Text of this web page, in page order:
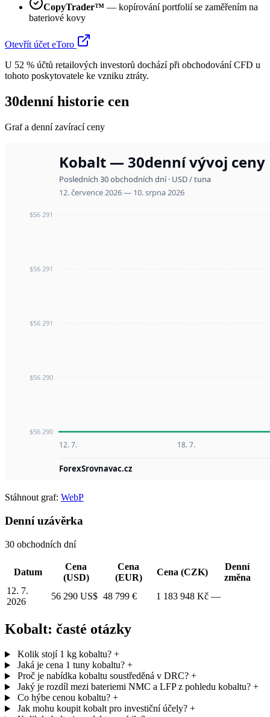
CopyTrader™ — kopírování portfolií se zaměřením na
bateriové kovy
Otevřít účet eToro
U 52 % účtů retailových investorů dochází při obchodování CFD u
tohoto poskytovatele ke vzniku ztráty.
30denní historie cen
Graf a denní zavírací ceny
Stáhnout graf: WebP
Denní uzávěrka
30 obchodních dní
Datum
Cena
(USD)
Cena
(EUR)
Cena (CZK)
Denní
změna
12. 7.
2026
56 290 US$ 48 799 € 1 183 948 Kč —
Kobalt: časté otázky
Kolik stojí 1 kg kobaltu? +
Jaká je cena 1 tuny kobaltu? +
Proč je nabídka kobaltu soustředěná v DRC? +
Jaký je rozdíl mezi bateriemi NMC a LFP z pohledu kobaltu? +
Co hýbe cenou kobaltu? +
Jak mohu koupit kobalt pro investiční účely? +